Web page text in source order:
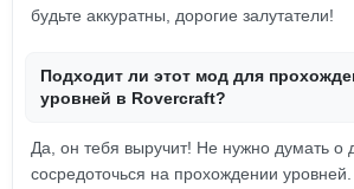
будьте аккуратны, дорогие залутатели!
Подходит ли этот мод для
уровней в Rovercraft?
Да, он тебя выручит! Не нужно думать о
сосредоточься на прохождении